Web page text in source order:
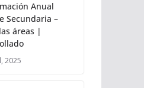
Anual
Secundaria –
áreas |
2025